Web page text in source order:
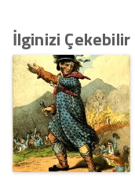
İlginizi Çekebilir